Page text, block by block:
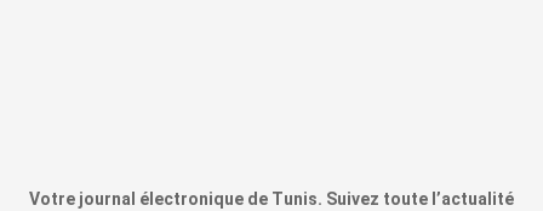
Votre journal électronique de Tunis. Suivez toute l’actualité